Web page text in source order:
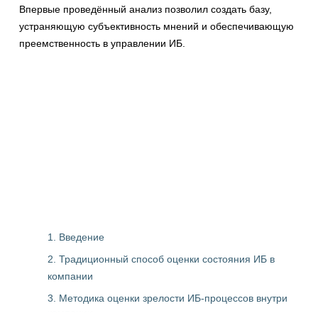
Впервые проведённый анализ позволил создать базу,
устраняющую субъективность мнений и обеспечивающую
преемственность в управлении ИБ.
1. Введение
2. Традиционный способ оценки состояния ИБ в
компании
3. Методика оценки зрелости ИБ-процессов внутри